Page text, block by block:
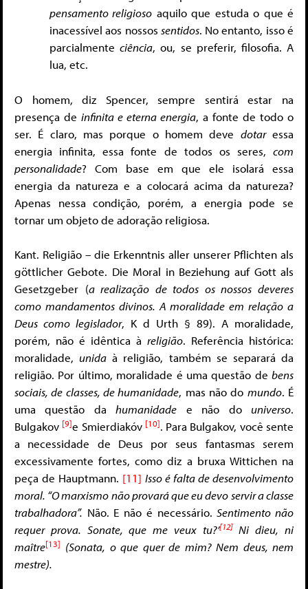
pensamento religioso aquilo que estuda o que é
inacessível aos nossos sentidos. No entanto, isso é
parcialmenteciência, ou, se preferir, filosofia. A
lua, etc.
O homem, diz Spencer, sempre sentirá estar na
presença de infinita e eterna energia, a fonte de todo o
ser. É claro, mas porque o homem deve dotaressa
energia infinita, essa fonte de todos os seres, com
personalidade? Com base em que ele isolará essa
energia da natureza e a colocará acima da natureza?
Apenas nessa condição, porém, a energia pode se
tornar um objeto de adoração religiosa.
Kant. Religião – die Erkenntnis aller unserer Pflichten als
göttlicher Gebote. Die Moral in Beziehung auf Gott als
Gesetzgeber (a realização de todos os nossos deveres
como mandamentos divinos. A moralidade em relação a
Deus como legislador, K d Urth § 89). A moralidade,
porém, não é idêntica à religião. Referência histórica:
moralidade,unida à religião, também se separará da
religião. Por último, moralidade é uma questão de bens
sociais, de classes, de humanidade, mas não do mundo. É
uma questão dahumanidade e não douniverso.
Bulgakov [9]e Smierdiakóv [10]. Para Bulgakov, você sente
a necessidade de Deus por seus fantasmas serem
excessivamente fortes, como diz a bruxa Wittichen na
peça de Hauptmann. [11] Isso é falta de desenvolvimento
moral. “O marxismo não provará que eu devo servir a classe
trabalhadora”. Não. E não é necessário.Sentimento não
requer prova. Sonate, que me veux tu?’[12]Ni dieu, ni
maître[13] (Sonata, o que quer de mim?Nem deus, nem
mestre).